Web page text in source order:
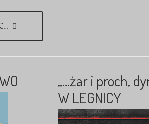
„…żar i proch,
W LEGNICY